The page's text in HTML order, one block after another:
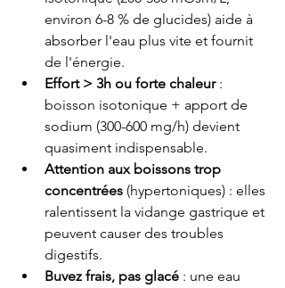
environ 6-8 % de glucides) aide à
absorber l'eau plus vite et fournit
de l'énergie.
Effort > 3h ou forte chaleur :
boisson isotonique + apport de
sodium (300-600 mg/h) devient
quasiment indispensable.
Attention aux boissons trop
concentrées (hypertoniques) : elles
ralentissent la vidange gastrique et
peuvent causer des troubles
digestifs.
Buvez frais, pas glacé : une eau